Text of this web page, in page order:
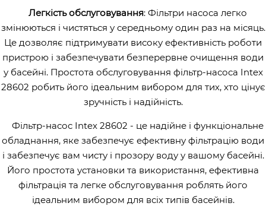
Легкість обслуговування: Фільтри насоса легко
змінюються і чистяться у середньому один раз на місяць.
Це дозволяє підтримувати високу ефективність роботи
пристрою і забезпечувати безперервне очищення води
у басейні. Простота обслуговування фільтр-насоса Intex
28602 робить його ідеальним вибором для тих, хто цінує
зручність і надійність.
Фільтр-насос Intex 28602 - це надійне і функціональне
обладнання, яке забезпечує ефективну фільтрацію води
і забезпечує вам чисту і прозору воду у вашому басейні.
Його простота установки та використання, ефективна
фільтрація та легке обслуговування роблять його
ідеальним вибором для всіх типів басейнів.